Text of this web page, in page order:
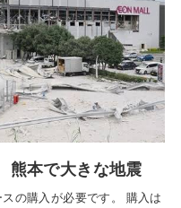
本で大きな地震
の購入が必要です。 購入は